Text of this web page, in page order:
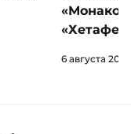
«Хетафе»
6 августа 2026